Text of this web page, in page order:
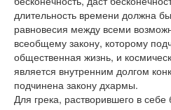
длительность времени должна
равновесия между всеми
всеобщему закону, которому
общественная жизнь, и
является внутренним долгом
подчинена закону дхармы.
Для грека, растворившего в